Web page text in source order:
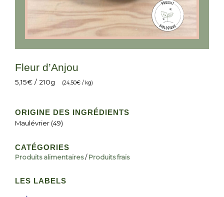
Fleur d’Anjou
5,15€ / 210g (24,50€ / kg)
ORIGINE DES INGRÉDIENTS
Maulévrier (49)
CATÉGORIES
Produits alimentaires/Produits frais
LES LABELS